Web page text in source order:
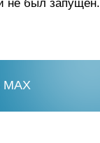
не был запущен.
MAX